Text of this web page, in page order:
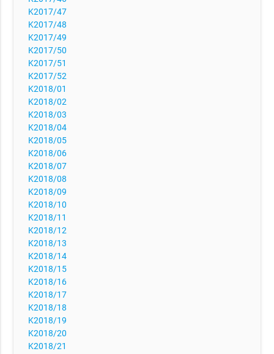
K2017/47
K2017/48
K2017/49
K2017/50
K2017/51
K2017/52
K2018/01
K2018/02
K2018/03
K2018/04
K2018/05
K2018/06
K2018/07
K2018/08
K2018/09
K2018/10
K2018/11
K2018/12
K2018/13
K2018/14
K2018/15
K2018/16
K2018/17
K2018/18
K2018/19
K2018/20
K2018/21